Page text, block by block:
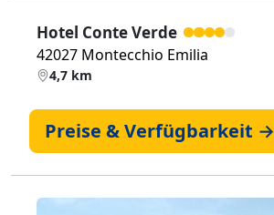
Hotel Conte Verde
42027 Montecchio Emilia
4,7 km
Preise & Verfügbarkeit →